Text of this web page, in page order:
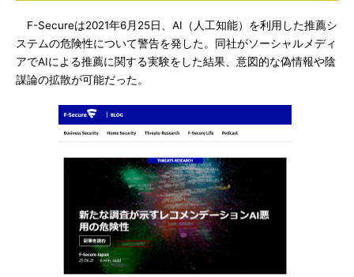
F-Secureは2021年6月25日、AI（人工知能）を利用した推薦シ
ステムの危険性について警告を発した。同社がソーシャルメディ
アでAIによる推薦に関する実験をした結果、意図的な偽情報や陰
謀論の拡散が可能だった。